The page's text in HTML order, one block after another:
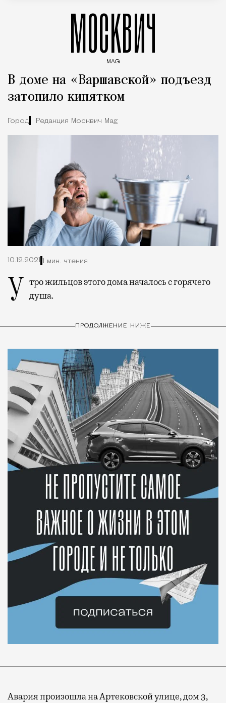
МОСКВИЧ
MAG
В доме на «Варшавской» подъезд
затопило кипятком
Город Редакция Москвич Mag
10.12.2021 1 мин. чтения
Утро жильцов этого дома началось с горячего душа.
ПРОДОЛЖЕНИЕ НИЖЕ
Авария произошла на Артековской улице, дом 3,